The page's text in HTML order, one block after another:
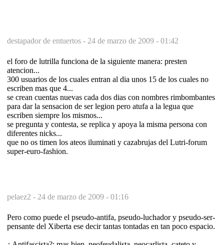
destapador de entuertos - 24 de marzo de 2009 - 01:42
el foro de lutrilla funciona de la siguiente manera: presten
atencion...
300 usuarios de los cuales entran al dia unos 15 de los cuales no
escriben mas que 4...
se crean cuentas nuevas cada dos dias con nombres rimbombantes
para dar la sensacion de ser legion pero atufa a la legua que
escriben siempre los mismos...
se pregunta y contesta, se replica y apoya la misma persona con
diferentes nicks...
que no os timen los ateos iluminati y cazabrujas del Lutri-forum
super-euro-fashion.
pelaez2 - 24 de marzo de 2009 - 01:16
Pero como puede el pseudo-antifa, pseudo-luchador y pseudo-ser-
pensante del Xiberta ese decir tantas tontadas en tan poco espacio.